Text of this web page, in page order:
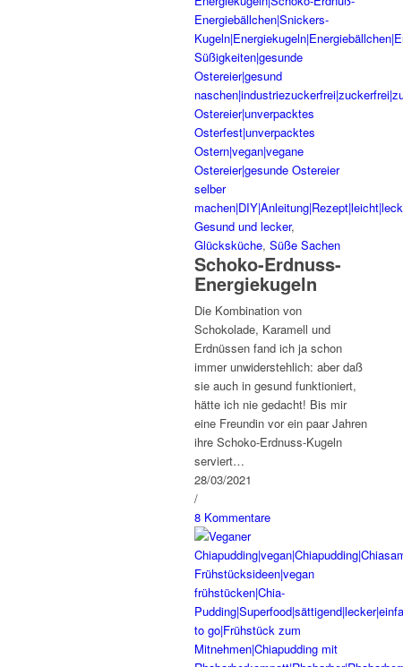
Gesund und lecker,
Glücksküche, Süße Sachen
Schoko-Erdnuss-
Energiekugeln
Die Kombination von
Schokolade, Karamell und
Erdnüssen fand ich ja schon
immer unwiderstehlich: aber daß
sie auch in gesund funktioniert,
hätte ich nie gedacht! Bis mir
eine Freundin vor ein paar Jahren
ihre Schoko-Erdnuss-Kugeln
serviert…
28/03/2021
/
8 Kommentare